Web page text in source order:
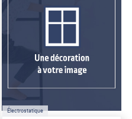
Électrostatique